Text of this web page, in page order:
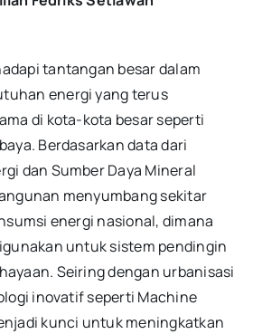
tantangan besar dalam
energi yang terus
di kota-kota besar seperti
Berdasarkan data dari
dan Sumber Daya Mineral
menyumbang sekitar
energi nasional, dimana
untuk sistem pendingin
Seiring dengan urbanisasi
inovatif seperti Machine
kunci untuk meningkatkan